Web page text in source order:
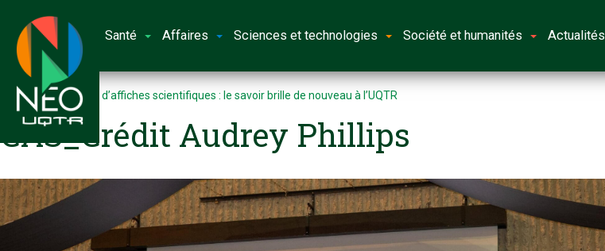
Santé Affaires Sciences et technologies Société et humanités Actualités
Accueil Concours d’affiches scientifiques : le savoir brille de nouveau à l’UQTR
CAS_Crédit Audrey Phillips